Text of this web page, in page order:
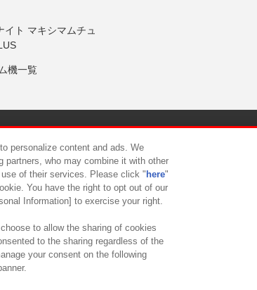
イト マキシマムチュ
機一覧
て カスタマーハラスメント対応方針
personalize content and ads. We
partners, who may combine it with other
of their services. Please click " here"
You have the right to opt out of our
Information] to exercise your right.
to allow the sharing of cookies
to the sharing regardless of the
your consent on the following